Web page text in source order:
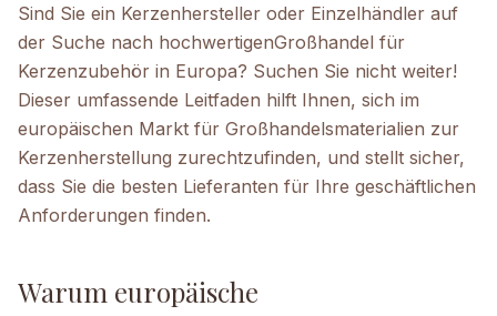
Sind Sie ein Kerzenhersteller oder Einzelhändler auf
der Suche nach hochwertigenGroßhandel für
Kerzenzubehör in Europa? Suchen Sie nicht weiter!
Dieser umfassende Leitfaden hilft Ihnen, sich im
europäischen Markt für Großhandelsmaterialien zur
Kerzenherstellung zurechtzufinden, und stellt sicher,
dass Sie die besten Lieferanten für Ihre geschäftlichen
Anforderungen finden.
Warum europäische